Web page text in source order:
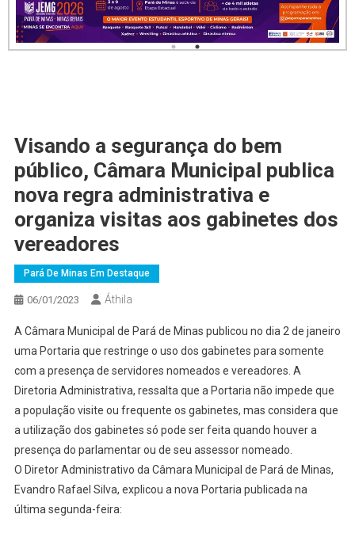
Visando a segurança do bem
público, Câmara Municipal publica
nova regra administrativa e
organiza visitas aos gabinetes dos
vereadores
Pará De Minas Em Destaque
06/01/2023 Áthila
A Câmara Municipal de Pará de Minas publicou no dia 2 de janeiro
uma Portaria que restringe o uso dos gabinetes para somente
com a presença de servidores nomeados e vereadores. A
Diretoria Administrativa, ressalta que a Portaria não impede que
a população visite ou frequente os gabinetes, mas considera que
a utilização dos gabinetes só pode ser feita quando houver a
presença do parlamentar ou de seu assessor nomeado.
O Diretor Administrativo da Câmara Municipal de Pará de Minas,
Evandro Rafael Silva, explicou a nova Portaria publicada na
última segunda-feira: